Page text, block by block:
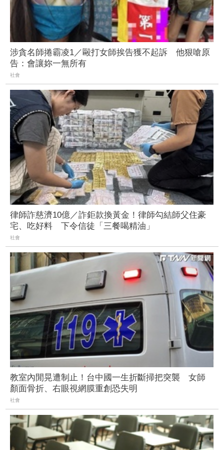
涉貪名師捲霸凌1／毆打女師挨告獲不起訴 他狠嗆原
告：會讓妳一無所有
社會
律師詐慈濟10億／詐鉅款換黃金！律師勾結師父住豪
宅、吃好料 下令信徒「三餐喝精油」
社會
教室內閒晃遭制止！台中國一生折斷掃把突襲 女師
顏面骨折、右眼視網膜重創恐失明
社會